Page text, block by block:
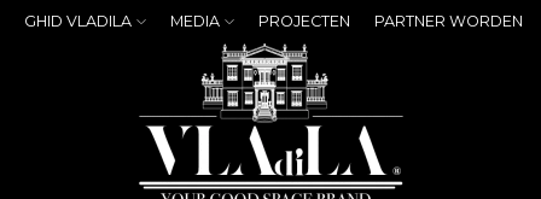
GHID VLADILA MEDIA PROJECTEN PARTNER WORDEN